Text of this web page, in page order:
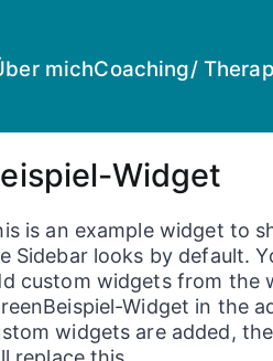
michCoaching/
Widget
is an example widget to
Sidebar looks by default.
custom widgets from the
Widget in the
widgets are added,